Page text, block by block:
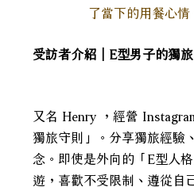
了當下的用餐心情
受訪者介紹｜E型男子的獨旅
又名 Henry ，經營
獨旅守則」。分享獨旅經驗
念。即使是外向的「E型人
遊，喜歡不受限制、遵從自